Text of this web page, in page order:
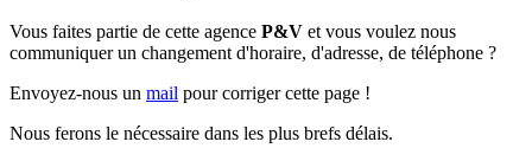
Vous faites partie de cette agence P&V et vous voulez nous
communiquer un changement d'horaire, d'adresse, de téléphone ?
Envoyez-nous un mail pour corriger cette page !
Nous ferons le nécessaire dans les plus brefs délais.